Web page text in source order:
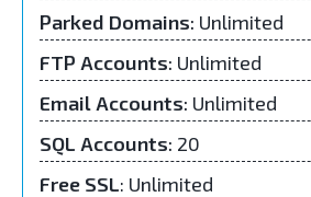
Parked Domains: Unlimited
FTP Accounts: Unlimited
Email Accounts: Unlimited
SQL Accounts: 20
Free SSL: Unlimited